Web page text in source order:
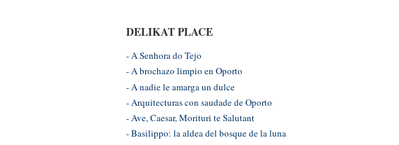
DELIKAT PLACE
- A Senhora do Tejo
- A brochazo limpio en Oporto
- A nadie le amarga un dulce
- Arquitecturas con saudade de Oporto
- Ave, Caesar, Morituri te Salutant
- Basilippo: la aldea del bosque de la luna